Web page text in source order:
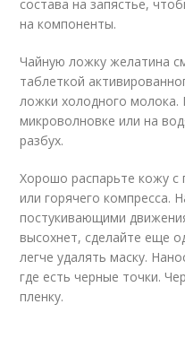
состава на запястье,
на компоненты.
Чайную ложку желатина
таблеткой
ложки холодного молока.
микроволновке или на
разбух.
Хорошо распарьте кожу
или горячего компресса.
постукивающими
высохнет, сделайте еще
легче удалять маску.
где есть черные точки.
пленку.